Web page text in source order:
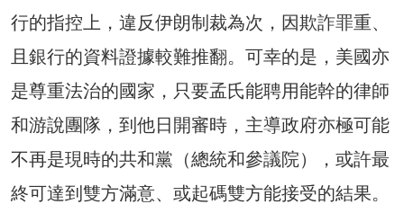
行的指控上，違反伊朗制裁為次，因欺詐罪重、
且銀行的資料證據較難推翻。可幸的是，美國亦
是尊重法治的國家，只要孟氏能聘用能幹的律師
和游說團隊，到他日開審時，主導政府亦極可能
不再是現時的共和黨（總統和參議院），或許最
終可達到雙方滿意、或起碼雙方能接受的結果。